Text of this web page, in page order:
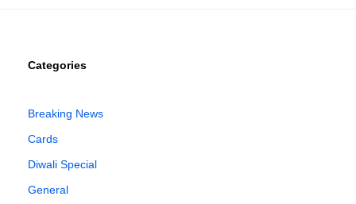
Categories
Breaking News
Cards
Diwali Special
General